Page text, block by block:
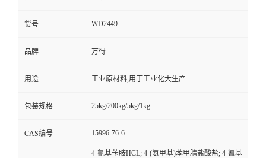
货号 WD2449
品牌 万得
用途 工业原材料,用于工业化大生产
包装规格 25kg/200kg/5kg/1kg
CAS编号 15996-76-6
4-氰基苄胺HCL; 4-(氨甲基)苯甲腈盐酸盐; 4-氰基